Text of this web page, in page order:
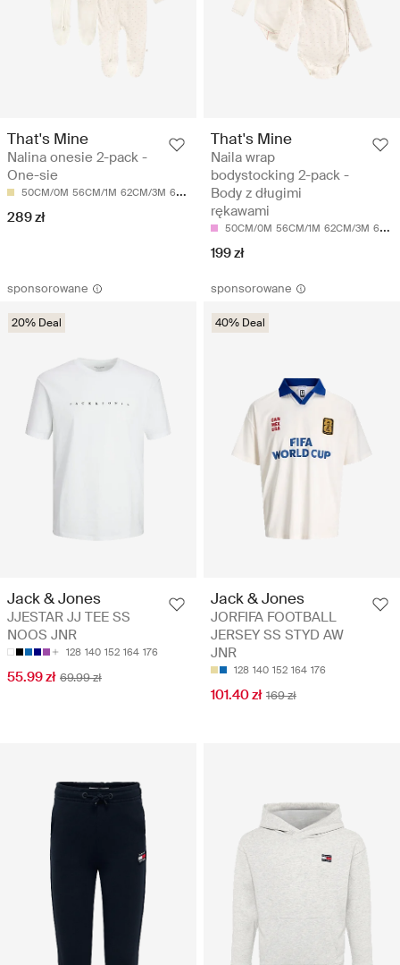
That's Mine
Nalina onesie 2-pack -
One-sie
50CM/0M 56CM/1M 62CM/3M 68CM/6M
289 zł
That's Mine
Naila wrap
bodystocking 2-pack -
Body z długimi
rękawami
50CM/0M 56CM/1M 62CM/3M 68CM/6M
199 zł
sponsorowane
20% Deal
Jack & Jones
JJESTAR JJ TEE SS
NOOS JNR
128 140 152 164 176
55.99 zł 69.99 zł
sponsorowane
40% Deal
Jack & Jones
JORFIFA FOOTBALL
JERSEY SS STYD AW
JNR
128 140 152 164 176
101.40 zł 169 zł